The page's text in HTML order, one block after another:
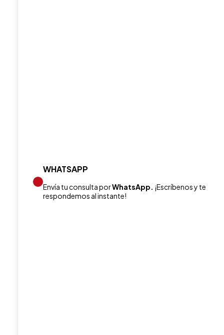
WHATSAPP
Envía tu consulta porWhatsApp. ¡Escríbenos y te
respondemos al instante!